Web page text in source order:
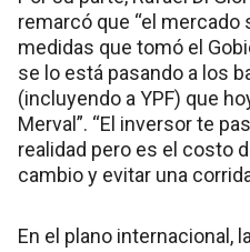
remarcó que “el
medidas que tomó el
se lo está pasando a los
(incluyendo a YPF) que
Merval”. “El inversor te
realidad pero es el costo
cambio y evitar una
En el plano internacional,